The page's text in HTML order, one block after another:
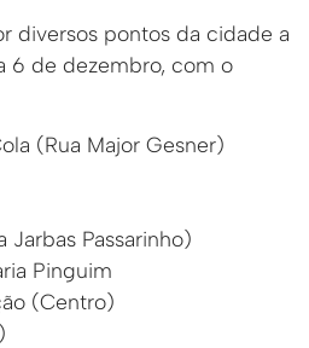
diversos pontos da cidade a
6 de dezembro, com o
(Rua Major Gesner)
Jarbas Passarinho)
Pinguim
(Centro)